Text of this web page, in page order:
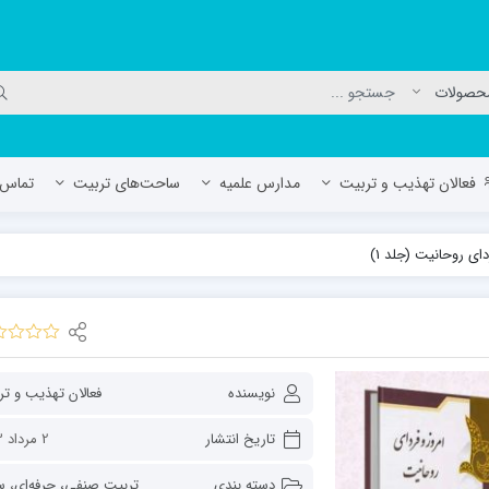
فعالان تهذیب و تربیت مدارس علمیه
جعفریه
مدرسه علمیه المهدی (عج)/ آران و
حوزه علمیه سفیران هدایت رهنان
مدرسه آیت الله العظمی گلپایگانی ره
ساحت‌های تربیت تماس
روحانیت (جلد 1)
نویسنده
فعالان تهذیب و
تاریخ انتشار
2 مرداد 1403